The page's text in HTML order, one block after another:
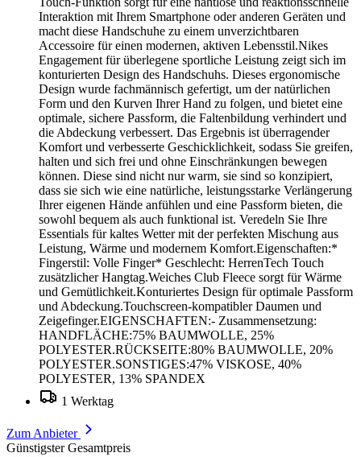
Interaktion mit Ihrem Smartphone oder anderen Geräten und
macht diese Handschuhe zu einem unverzichtbaren
Accessoire für einen modernen, aktiven Lebensstil.Nikes
Engagement für überlegene sportliche Leistung zeigt sich im
konturierten Design des Handschuhs. Dieses ergonomische
Design wurde fachmännisch gefertigt, um der natürlichen
Form und den Kurven Ihrer Hand zu folgen, und bietet eine
optimale, sichere Passform, die Faltenbildung verhindert und
die Abdeckung verbessert. Das Ergebnis ist überragender
Komfort und verbesserte Geschicklichkeit, sodass Sie greifen,
halten und sich frei und ohne Einschränkungen bewegen
können. Diese sind nicht nur warm, sie sind so konzipiert,
dass sie sich wie eine natürliche, leistungsstarke Verlängerung
Ihrer eigenen Hände anfühlen und eine Passform bieten, die
sowohl bequem als auch funktional ist. Veredeln Sie Ihre
Essentials für kaltes Wetter mit der perfekten Mischung aus
Leistung, Wärme und modernem Komfort.Eigenschaften:*
Fingerstil: Volle Finger* Geschlecht: HerrenTech Touch
zusätzlicher Hangtag.Weiches Club Fleece sorgt für Wärme
und Gemütlichkeit.Konturiertes Design für optimale Passform
und Abdeckung.Touchscreen-kompatibler Daumen und
Zeigefinger.EIGENSCHAFTEN:- Zusammensetzung:
HANDFLÄCHE:75% BAUMWOLLE, 25%
POLYESTER.RÜCKSEITE:80% BAUMWOLLE, 20%
POLYESTER.SONSTIGES:47% VISKOSE, 40%
POLYESTER, 13% SPANDEX
1 Werktag
Zum Anbieter
Günstigster Gesamtpreis